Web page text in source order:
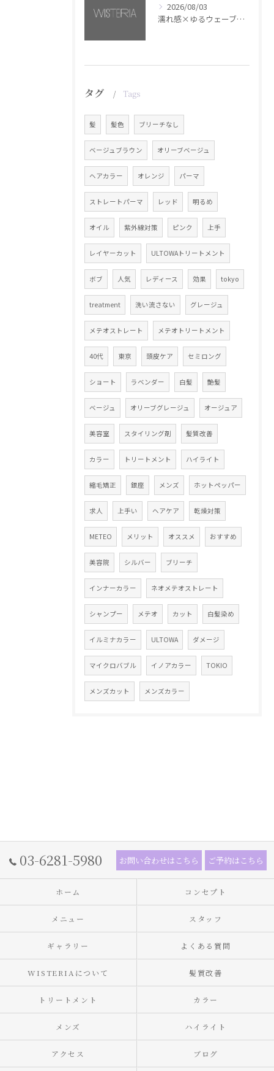
2026/08/03
濡れ感×ゆるウェーブミディアム【銀座・美容室WISTERIA】
タグ Tags
髪 髪色 ブリーチなし
ベージュブラウン オリーブベージュ
ヘアカラー オレンジ パーマ
ストレートパーマ レッド 明るめ
オイル 紫外線対策 ピンク 上手
レイヤーカット ULTOWAトリートメント
ボブ 人気 レディース 効果 tokyo
treatment 洗い流さない グレージュ
メテオストレート メテオトリートメント
40代 東京 頭皮ケア セミロング
ショート ラベンダー 白髪 艶髪
ベージュ オリーブグレージュ オージュア
美容室 スタイリング剤 髪質改善
カラー トリートメント ハイライト
縮毛矯正 銀座 メンズ ホットペッパー
求人 上手い ヘアケア 乾燥対策
METEO メリット オススメ おすすめ
美容院 シルバー ブリーチ
インナーカラー ネオメテオストレート
シャンプー メテオ カット 白髪染め
イルミナカラー ULTOWA ダメージ
マイクロバブル イノアカラー TOKIO
メンズカット メンズカラー
03-6281-5980 お問い合わせはこちら ご予約はこちら
ホーム コンセプト
メニュー スタッフ
ギャラリー よくある質問
WISTERIAについて 髪質改善
トリートメント カラー
メンズ ハイライト
アクセス ブログ